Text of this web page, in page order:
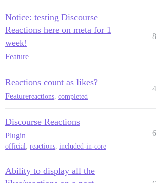
Notice: testing Discourse
Reactions here on meta for 1
week!
Feature
Reactions count as likes?
Featurereactions completed
Discourse Reactions
Plugin
official, reactions, included-in-core
Ability to display all the